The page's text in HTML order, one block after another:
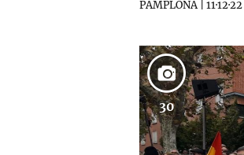
PAMPLONA| 11·12·22
30